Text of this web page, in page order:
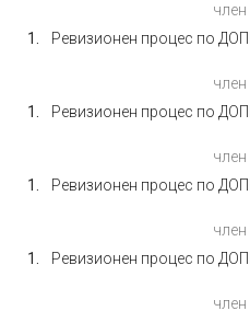
член
Ревизионен процес по
член
Ревизионен процес по
член
Ревизионен процес по
член
Ревизионен процес по